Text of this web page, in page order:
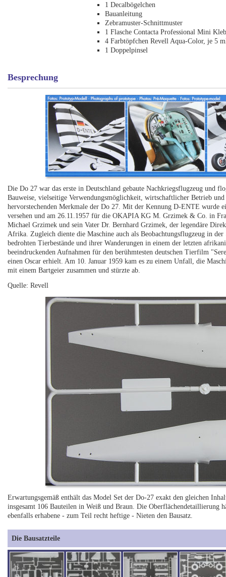
1 Decalbögelchen
Bauanleitung
Zebramuster-Schnittmuster
1 Flasche Contacta Professional Mini
4 Farbtöpfchen Revell Aqua-Color, je 5
1 Doppelpinsel
Besprechung
Die Do 27 war das erste in Deutschland gebaute Nachkriegsflugzeug und
Bauweise, vielseitige Verwendungsmöglichkeit, wirtschaftlicher Betrieb
hervorstechenden Merkmale der Do 27. Mit der Kennung D-ENTE wurde
versehen und am 26.11.1957 für die OKAPIA KG M. Grzimek & Co. in
Michael Grzimek und sein Vater Dr. Bernhard Grzimek, der legendäre
Afrika. Zugleich diente die Maschine auch als Beobachtungsflugzeug in
bedrohten Tierbestände und ihrer Wanderungen in einem der letzten
beeindruckenden Aufnahmen für den berühmtesten deutschen Tierfilm
einen Oscar erhielt. Am 10. Januar 1959 kam es zu einem Unfall, die
mit einem Bartgeier zusammen und stürzte ab.
Quelle: Revell
Erwartungsgemäß enthält das Model Set der Do-27 exakt den gleichen
insgesamt 106 Bauteilen in Weiß und Braun. Die Oberflächendetaillierung
ebenfalls erhabene - zum Teil recht heftige - Nieten den Bausatz.
Die Bausatzteile